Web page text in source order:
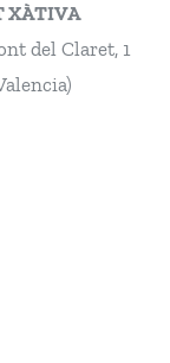
XÀTIVA
del Claret, 1